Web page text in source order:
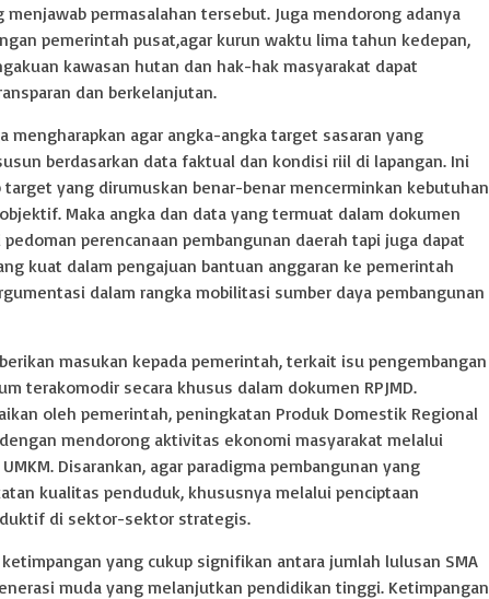
permasalahan tersebut. Juga mendorong adanya
pemerintah pusat,agar kurun waktu lima tahun kedepan,
kawasan hutan dan hak-hak masyarakat dapat
dan berkelanjutan.
mengharapkan agar angka-angka target sasaran yang
berdasarkan data faktual dan kondisi riil di lapangan. Ini
yang dirumuskan benar-benar mencerminkan kebutuhan
Maka angka dan data yang termuat dalam dokumen
pedoman perencanaan pembangunan daerah tapi juga dapat
kuat dalam pengajuan bantuan anggaran ke pemerintah
dalam rangka mobilitasi sumber daya pembangunan
masukan kepada pemerintah, terkait isu pengembangan
terakomodir secara khusus dalam dokumen RPJMD.
oleh pemerintah, peningkatan Produk Domestik Regional
dengan mendorong aktivitas ekonomi masyarakat melalui
Disarankan, agar paradigma pembangunan yang
kualitas penduduk, khususnya melalui penciptaan
di sektor-sektor strategis.
yang cukup signifikan antara jumlah lulusan SMA
muda yang melanjutkan pendidikan tinggi. Ketimpangan